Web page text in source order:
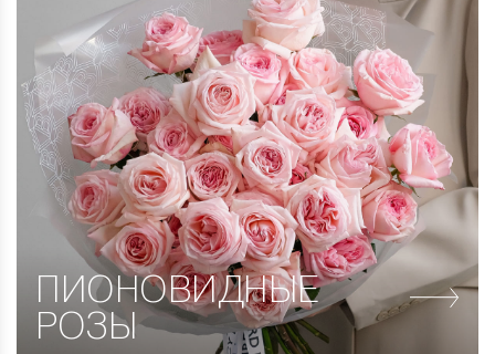
ПИОНОВИДНЫЕ
РОЗЫ